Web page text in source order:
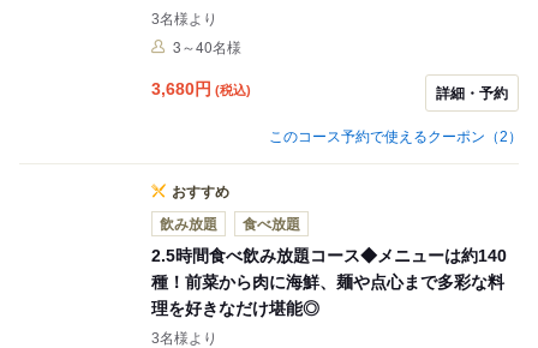
3名様より
3～40名様
3,680円 (税込) 詳細・予約
このコース予約で使えるクーポン（2）
おすすめ
飲み放題
食べ放題
2.5時間食べ飲み放題コース◆メニューは約140
種！前菜から肉に海鮮、麺や点心まで多彩な料
理を好きなだけ堪能◎
3名様より